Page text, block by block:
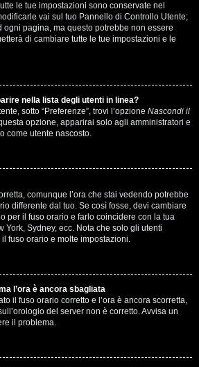
le tue impostazioni sono conservate nel
vai sul tuo Pannello di Controllo Utente;
ogni pagina, ma questo potrebbe non essere
di cambiare tutte le tue impostazioni e le
nella lista degli utenti in linea?
sotto “Preferenze”, trovi l’opzione Nascondi il
opzione, apparirai solo agli amministratori e
come utente nascosto.
comunque l’ora che stai vedendo potrebbe
differente dal tuo. Se così fosse, devi cambiare
per il fuso orario e farlo coincidere con la tua
York, Sydney, ecc. Nota che solo gli utenti
fuso orario e molte impostazioni.
l’ora è ancora sbagliata
il fuso orario corretto e l’ora è ancora scorretta,
del server non è corretto. Avvisa un
il problema.